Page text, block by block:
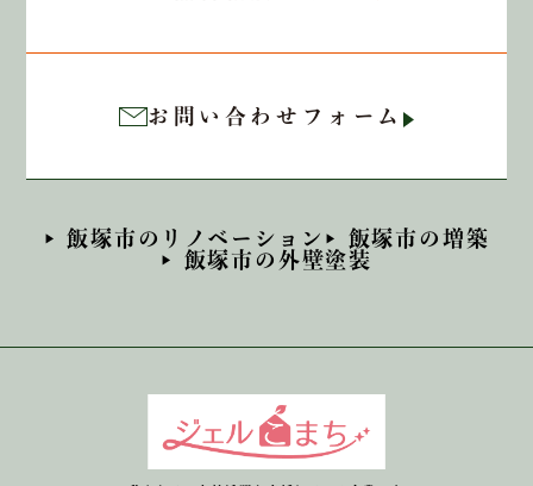
お問い合わせフォーム
飯塚市のリノベーション
飯塚市の増築
飯塚市の外壁塗装